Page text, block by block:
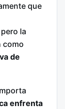
que
la
como
de
enfrenta